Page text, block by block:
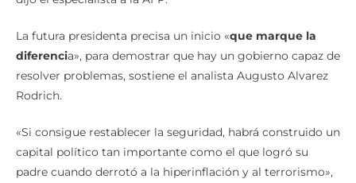
La futura presidenta precisa un inicio «que marque la
diferencia», para demostrar que hay un gobierno capaz de
resolver problemas, sostiene el analista Augusto Alvarez
Rodrich.
«Si consigue restablecer la seguridad, habrá construido un
capital político tan importante como el que logró su
padre cuando derrotó a la hiperinflación y al terrorismo»,